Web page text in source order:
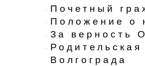
Почетный
Положение о
За верность
Родительская
Волгограда